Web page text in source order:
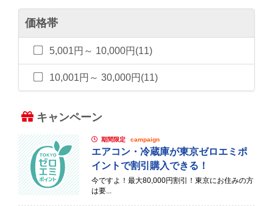
価格帯
5,001円～ 10,000円(11)
10,001円～ 30,000円(11)
キャンペーン
期間限定 campaign
エアコン・冷蔵庫が東京ゼロエミポ
イントで割引購入できる！
今ですよ！最大80,000円割引！東京にお住みの方
は要...